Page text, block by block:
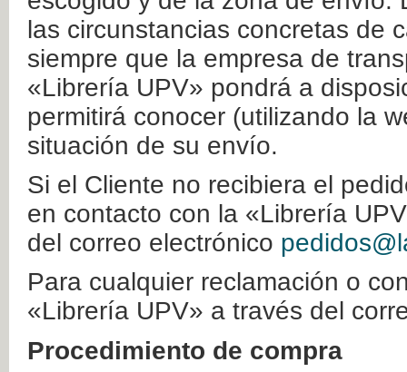
las circunstancias concretas de
siempre que la empresa de
«Librería UPV» pondrá a
permitirá conocer (utilizando la
situación de su envío.
Si el Cliente no recibiera el
en contacto con la «Librería
del correo electrónico
Para cualquier reclamación o
«Librería UPV» a través del
Procedimiento de compra